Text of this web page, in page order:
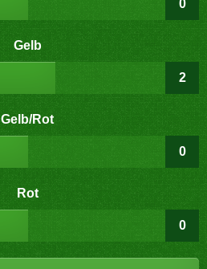
0
Gelb
2
Gelb/Rot
0
Rot
0